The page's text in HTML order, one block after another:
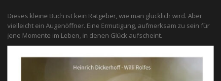
Dieses kleine Buch ist kein Ratgeber, wie man glücklich wird. Aber
vielleicht ein Augenöffner. Eine Ermutigung, aufmerksam zu sein für
jene Momente im Leben, in denen Glück aufscheint.